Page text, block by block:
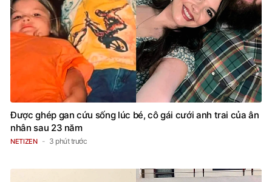
Được ghép gan cứu sống lúc bé, cô gái cưới anh trai của ân
nhân sau 23 năm
NETIZEN 3 phút trước